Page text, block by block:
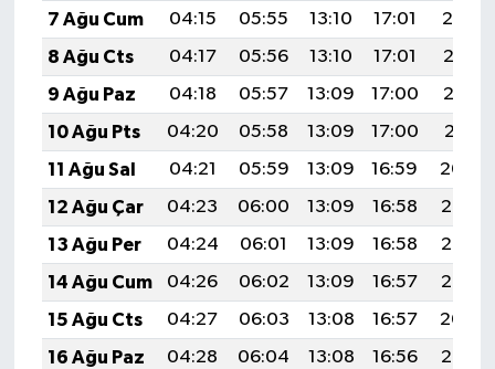
7 Ağu Cum
04:15 05:55 13:10 17:01
20:14
8 Ağu Cts
04:17 05:56 13:10 17:01
20:13
9 Ağu Paz
04:18 05:57 13:09 17:00
20:12
10 Ağu Pts
04:20 05:58 13:09 17:00
20:11
11 Ağu Sal
04:21 05:59 13:09 16:59
20:09
12 Ağu Çar
04:23 06:00 13:09 16:58
20:08
13 Ağu Per
04:24 06:01 13:09 16:58
20:07
14 Ağu Cum
04:26 06:02 13:09 16:57
20:06
15 Ağu Cts
04:27 06:03 13:08 16:57
20:04
16 Ağu Paz
04:28 06:04 13:08 16:56
20:03